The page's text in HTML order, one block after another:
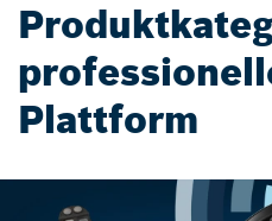
Plattform